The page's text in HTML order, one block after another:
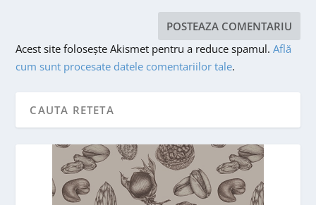
Acest site folosește Akismet pentru a reduce spamul.Află
cum sunt procesate datele comentariilor tale.